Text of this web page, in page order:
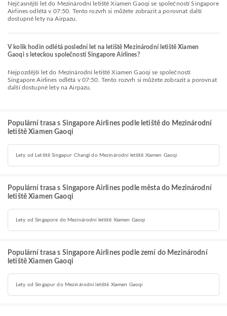
Nejčasnější let do Mezinárodní letiště Xiamen Gaoqi se společností Singapore
Airlines odlétá v 07:50. Tento rozvrh si můžete zobrazit a porovnat další
dostupné lety na Airpazu.
V kolik hodin odlétá poslední let na letiště Mezinárodní letiště Xiamen
Gaoqi s leteckou společností Singapore Airlines?
Nejpozdější let do Mezinárodní letiště Xiamen Gaoqi se společností
Singapore Airlines odlétá v 07:50. Tento rozvrh si můžete zobrazit a porovnat
další dostupné lety na Airpazu.
Populární trasa s Singapore Airlines podle letiště do Mezinárodní
letiště Xiamen Gaoqi
Lety od Letiště Singapur Changi do Mezinárodní letiště Xiamen Gaoqi
Populární trasa s Singapore Airlines podle města do Mezinárodní
letiště Xiamen Gaoqi
Lety od Singapore do Mezinárodní letiště Xiamen Gaoqi
Populární trasa s Singapore Airlines podle zemí do Mezinárodní
letiště Xiamen Gaoqi
Lety od Singapur do Mezinárodní letiště Xiamen Gaoqi